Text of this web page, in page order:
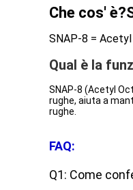
Che cos' è?
SNAP‐8 =
Qual è la
SNAP-8 (Acetyl
rughe, aiuta a
rughe.
FAQ:
Q1: Come